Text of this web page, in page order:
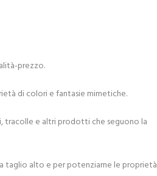
prezzo.
di colori e fantasie mimetiche.
tracolle e altri prodotti che seguono la
taglio alto e per potenziarne le proprietà